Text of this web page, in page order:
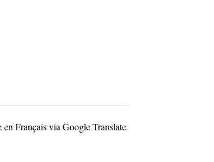
Français via Google Translate